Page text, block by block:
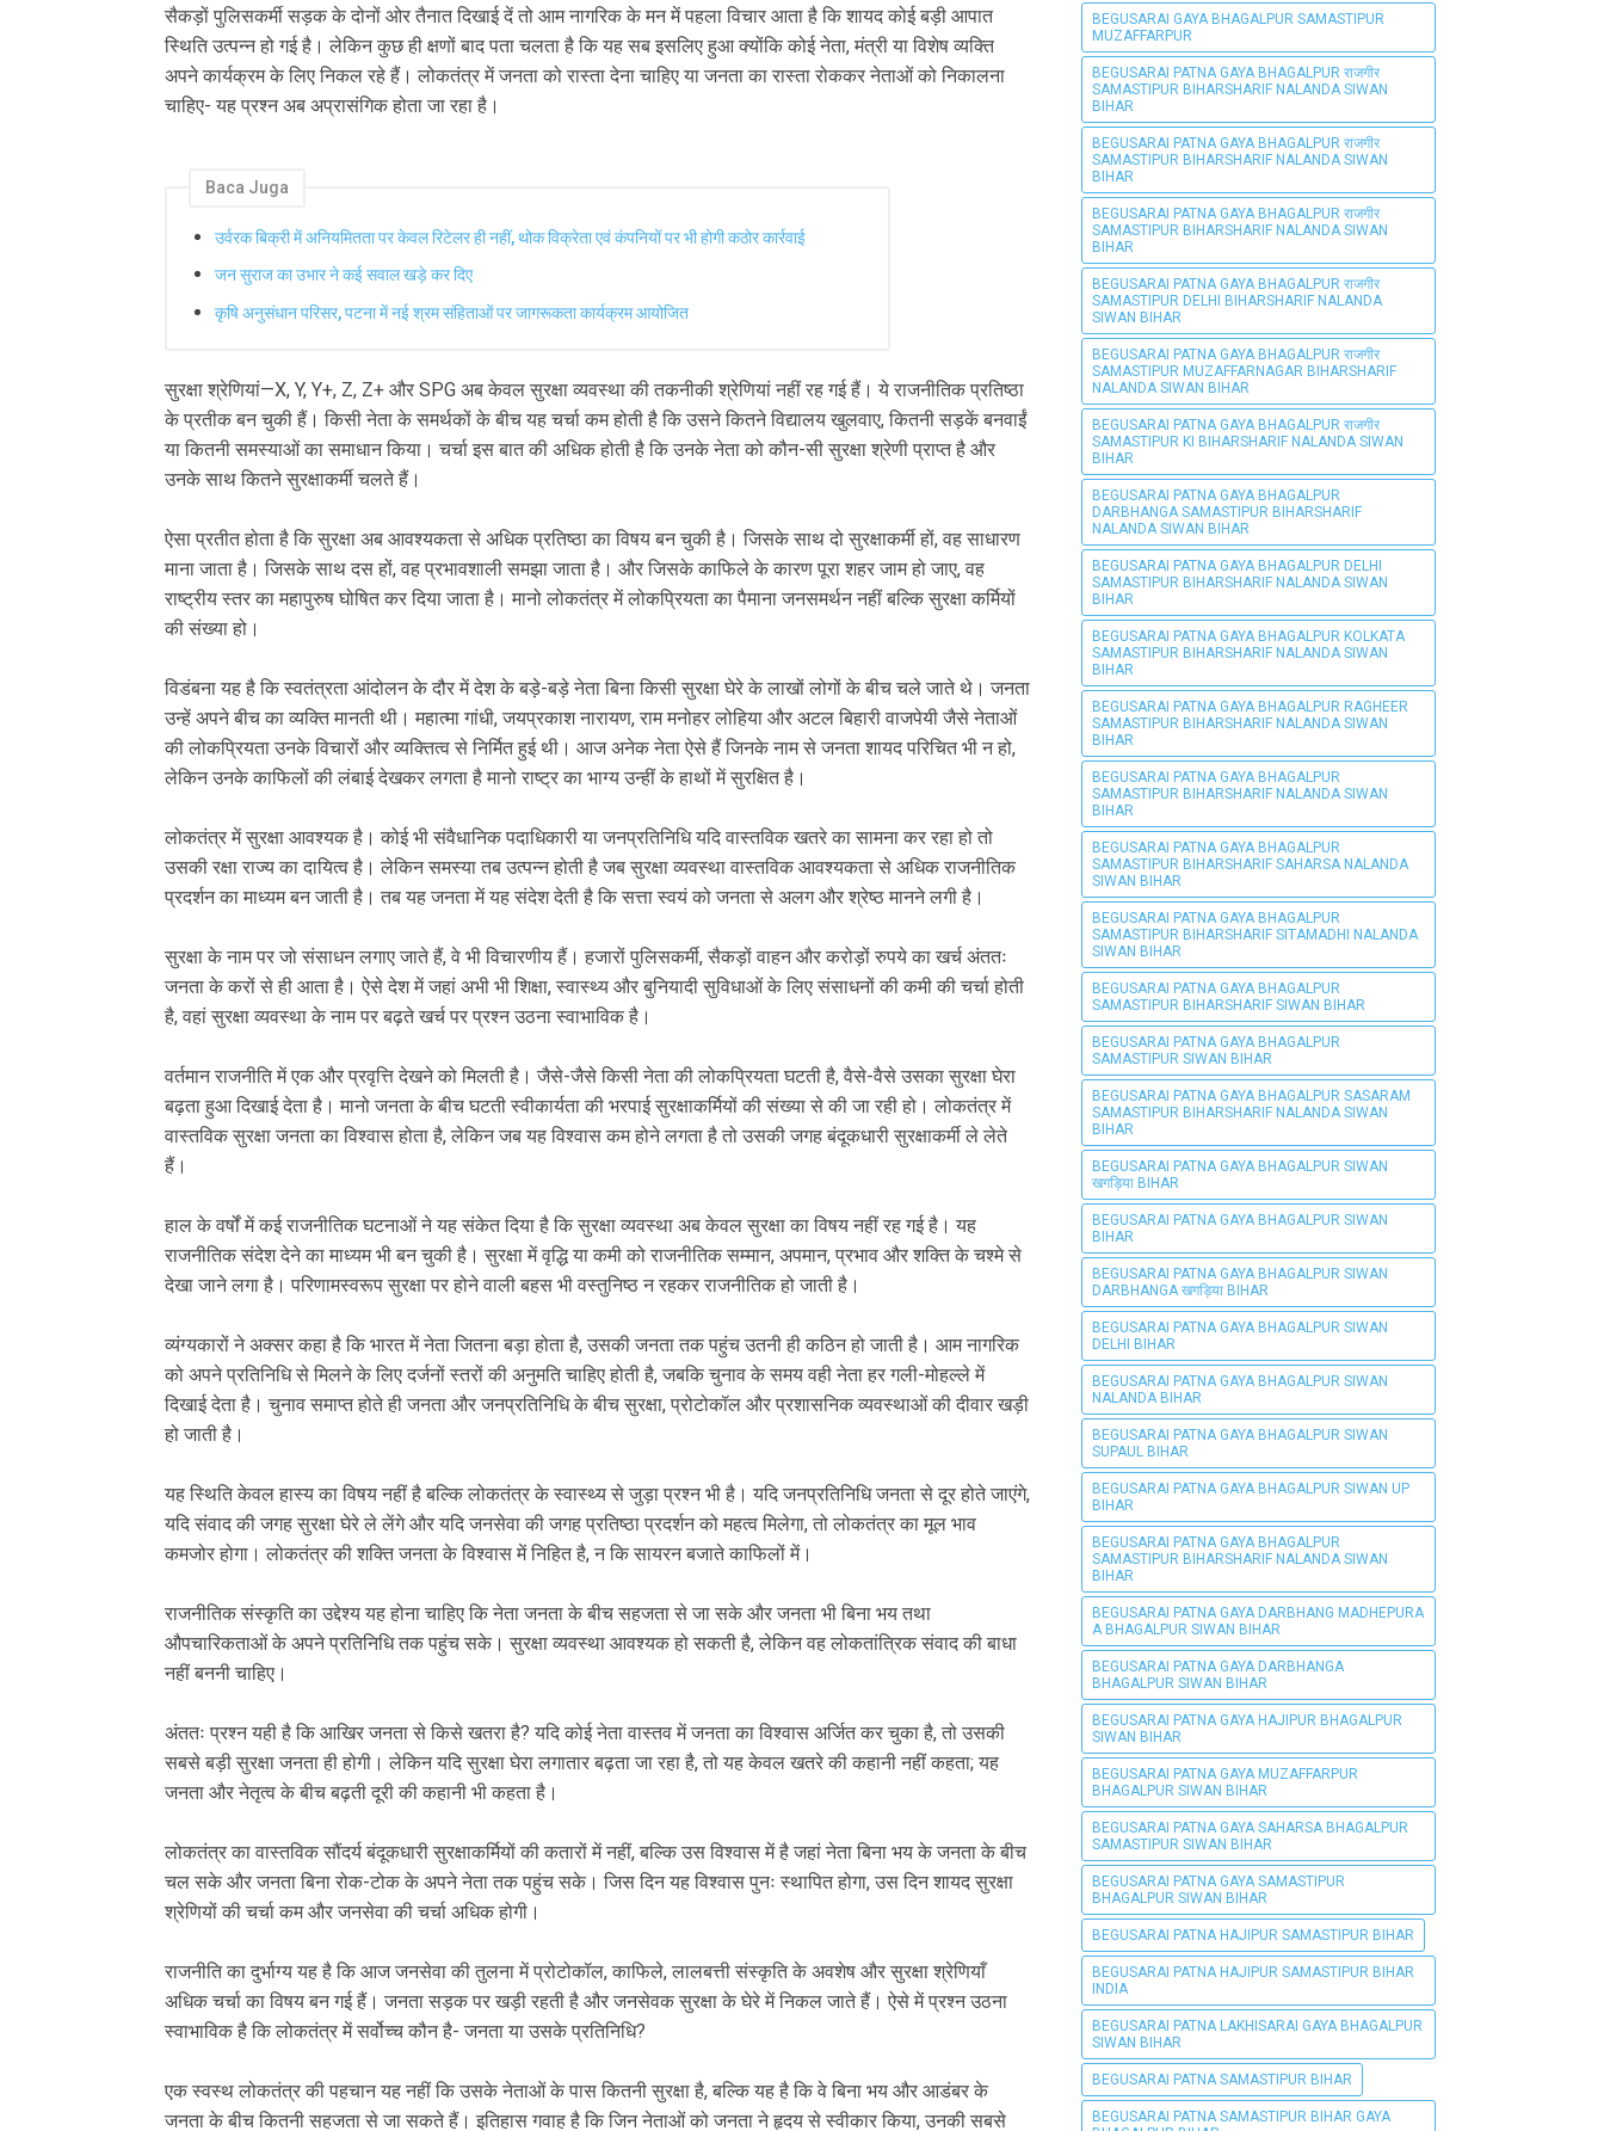
सैकड़ों पुलिसकर्मी सड़क के दोनों ओर तैनात दिखाई दें तो आम नागरिक के मन में पहला विचार आता है कि शायद कोई बड़ी आपात
स्थिति उत्पन्न हो गई है। लेकिन कुछ ही क्षणों बाद पता चलता है कि यह सब इसलिए हुआ क्योंकि कोई नेता, मंत्री या विशेष व्यक्ति
अपने कार्यक्रम के लिए निकल रहे हैं। लोकतंत्र में जनता को रास्ता देना चाहिए या जनता का रास्ता रोककर नेताओं को निकालना
चाहिए- यह प्रश्न अब अप्रासंगिक होता जा रहा है।
Baca Juga
उर्वरक बिक्री में अनियमितता पर केवल रिटेलर ही नहीं, थोक विक्रेता एवं कंपनियों पर भी होगी कठोर कार्रवाई
जन सुराज का उभार ने कई सवाल खड़े कर दिए
कृषि अनुसंधान परिसर, पटना में नई श्रम संहिताओं पर जागरूकता कार्यक्रम आयोजित
सुरक्षा श्रेणियां—X, Y, Y+, Z, Z+ और SPG अब केवल सुरक्षा व्यवस्था की तकनीकी श्रेणियां नहीं रह गई हैं। ये राजनीतिक प्रतिष्ठा
के प्रतीक बन चुकी हैं। किसी नेता के समर्थकों के बीच यह चर्चा कम होती है कि उसने कितने विद्यालय खुलवाए, कितनी सड़कें बनवाईं
या कितनी समस्याओं का समाधान किया। चर्चा इस बात की अधिक होती है कि उनके नेता को कौन-सी सुरक्षा श्रेणी प्राप्त है और
उनके साथ कितने सुरक्षाकर्मी चलते हैं।
ऐसा प्रतीत होता है कि सुरक्षा अब आवश्यकता से अधिक प्रतिष्ठा का विषय बन चुकी है। जिसके साथ दो सुरक्षाकर्मी हों, वह साधारण
माना जाता है। जिसके साथ दस हों, वह प्रभावशाली समझा जाता है। और जिसके काफिले के कारण पूरा शहर जाम हो जाए, वह
राष्ट्रीय स्तर का महापुरुष घोषित कर दिया जाता है। मानो लोकतंत्र में लोकप्रियता का पैमाना जनसमर्थन नहीं बल्कि सुरक्षा कर्मियों
की संख्या हो।
विडंबना यह है कि स्वतंत्रता आंदोलन के दौर में देश के बड़े-बड़े नेता बिना किसी सुरक्षा घेरे के लाखों लोगों के बीच चले जाते थे। जनता
उन्हें अपने बीच का व्यक्ति मानती थी। महात्मा गांधी, जयप्रकाश नारायण, राम मनोहर लोहिया और अटल बिहारी वाजपेयी जैसे नेताओं
की लोकप्रियता उनके विचारों और व्यक्तित्व से निर्मित हुई थी। आज अनेक नेता ऐसे हैं जिनके नाम से जनता शायद परिचित भी न हो,
लेकिन उनके काफिलों की लंबाई देखकर लगता है मानो राष्ट्र का भाग्य उन्हीं के हाथों में सुरक्षित है।
लोकतंत्र में सुरक्षा आवश्यक है। कोई भी संवैधानिक पदाधिकारी या जनप्रतिनिधि यदि वास्तविक खतरे का सामना कर रहा हो तो
उसकी रक्षा राज्य का दायित्व है। लेकिन समस्या तब उत्पन्न होती है जब सुरक्षा व्यवस्था वास्तविक आवश्यकता से अधिक राजनीतिक
प्रदर्शन का माध्यम बन जाती है। तब यह जनता में यह संदेश देती है कि सत्ता स्वयं को जनता से अलग और श्रेष्ठ मानने लगी है।
सुरक्षा के नाम पर जो संसाधन लगाए जाते हैं, वे भी विचारणीय हैं। हजारों पुलिसकर्मी, सैकड़ों वाहन और करोड़ों रुपये का खर्च अंततः
जनता के करों से ही आता है। ऐसे देश में जहां अभी भी शिक्षा, स्वास्थ्य और बुनियादी सुविधाओं के लिए संसाधनों की कमी की चर्चा होती
है, वहां सुरक्षा व्यवस्था के नाम पर बढ़ते खर्च पर प्रश्न उठना स्वाभाविक है।
वर्तमान राजनीति में एक और प्रवृत्ति देखने को मिलती है। जैसे-जैसे किसी नेता की लोकप्रियता घटती है, वैसे-वैसे उसका सुरक्षा घेरा
बढ़ता हुआ दिखाई देता है। मानो जनता के बीच घटती स्वीकार्यता की भरपाई सुरक्षाकर्मियों की संख्या से की जा रही हो। लोकतंत्र में
वास्तविक सुरक्षा जनता का विश्वास होता है, लेकिन जब यह विश्वास कम होने लगता है तो उसकी जगह बंदूकधारी सुरक्षाकर्मी ले लेते
हैं।
हाल के वर्षों में कई राजनीतिक घटनाओं ने यह संकेत दिया है कि सुरक्षा व्यवस्था अब केवल सुरक्षा का विषय नहीं रह गई है। यह
राजनीतिक संदेश देने का माध्यम भी बन चुकी है। सुरक्षा में वृद्धि या कमी को राजनीतिक सम्मान, अपमान, प्रभाव और शक्ति के चश्मे से
देखा जाने लगा है। परिणामस्वरूप सुरक्षा पर होने वाली बहस भी वस्तुनिष्ठ न रहकर राजनीतिक हो जाती है।
व्यंग्यकारों ने अक्सर कहा है कि भारत में नेता जितना बड़ा होता है, उसकी जनता तक पहुंच उतनी ही कठिन हो जाती है। आम नागरिक
को अपने प्रतिनिधि से मिलने के लिए दर्जनों स्तरों की अनुमति चाहिए होती है, जबकि चुनाव के समय वही नेता हर गली-मोहल्ले में
दिखाई देता है। चुनाव समाप्त होते ही जनता और जनप्रतिनिधि के बीच सुरक्षा, प्रोटोकॉल और प्रशासनिक व्यवस्थाओं की दीवार खड़ी
हो जाती है।
यह स्थिति केवल हास्य का विषय नहीं है बल्कि लोकतंत्र के स्वास्थ्य से जुड़ा प्रश्न भी है। यदि जनप्रतिनिधि जनता से दूर होते जाएंगे,
यदि संवाद की जगह सुरक्षा घेरे ले लेंगे और यदि जनसेवा की जगह प्रतिष्ठा प्रदर्शन को महत्व मिलेगा, तो लोकतंत्र का मूल भाव
कमजोर होगा। लोकतंत्र की शक्ति जनता के विश्वास में निहित है, न कि सायरन बजाते काफिलों में।
राजनीतिक संस्कृति का उद्देश्य यह होना चाहिए कि नेता जनता के बीच सहजता से जा सके और जनता भी बिना भय तथा
औपचारिकताओं के अपने प्रतिनिधि तक पहुंच सके। सुरक्षा व्यवस्था आवश्यक हो सकती है, लेकिन वह लोकतांत्रिक संवाद की बाधा
नहीं बननी चाहिए।
अंततः प्रश्न यही है कि आखिर जनता से किसे खतरा है? यदि कोई नेता वास्तव में जनता का विश्वास अर्जित कर चुका है, तो उसकी
सबसे बड़ी सुरक्षा जनता ही होगी। लेकिन यदि सुरक्षा घेरा लगातार बढ़ता जा रहा है, तो यह केवल खतरे की कहानी नहीं कहता; यह
जनता और नेतृत्व के बीच बढ़ती दूरी की कहानी भी कहता है।
लोकतंत्र का वास्तविक सौंदर्य बंदूकधारी सुरक्षाकर्मियों की कतारों में नहीं, बल्कि उस विश्वास में है जहां नेता बिना भय के जनता के बीच
चल सके और जनता बिना रोक-टोक के अपने नेता तक पहुंच सके। जिस दिन यह विश्वास पुनः स्थापित होगा, उस दिन शायद सुरक्षा
श्रेणियों की चर्चा कम और जनसेवा की चर्चा अधिक होगी।
राजनीति का दुर्भाग्य यह है कि आज जनसेवा की तुलना में प्रोटोकॉल, काफिले, लालबत्ती संस्कृति के अवशेष और सुरक्षा श्रेणियाँ
अधिक चर्चा का विषय बन गई हैं। जनता सड़क पर खड़ी रहती है और जनसेवक सुरक्षा के घेरे में निकल जाते हैं। ऐसे में प्रश्न उठना
स्वाभाविक है कि लोकतंत्र में सर्वोच्च कौन है- जनता या उसके प्रतिनिधि?
एक स्वस्थ लोकतंत्र की पहचान यह नहीं कि उसके नेताओं के पास कितनी सुरक्षा है, बल्कि यह है कि वे बिना भय और आडंबर के
जनता के बीच कितनी सहजता से जा सकते हैं। इतिहास गवाह है कि जिन नेताओं को जनता ने हृदय से स्वीकार किया, उनकी सबसे
BEGUSARAI GAYA BHAGALPUR SAMASTIPUR
MUZAFFARPUR
BEGUSARAI PATNA GAYA BHAGALPUR राजगीर
SAMASTIPUR BIHARSHARIF NALANDA SIWAN
BIHAR
BEGUSARAI PATNA GAYA BHAGALPUR राजगीर
SAMASTIPUR BIHARSHARIF NALANDA SIWAN
BIHAR
BEGUSARAI PATNA GAYA BHAGALPUR राजगीर
SAMASTIPUR BIHARSHARIF NALANDA SIWAN
BIHAR
BEGUSARAI PATNA GAYA BHAGALPUR राजगीर
SAMASTIPUR DELHI BIHARSHARIF NALANDA
SIWAN BIHAR
BEGUSARAI PATNA GAYA BHAGALPUR राजगीर
SAMASTIPUR MUZAFFARNAGAR BIHARSHARIF
NALANDA SIWAN BIHAR
BEGUSARAI PATNA GAYA BHAGALPUR राजगीर
SAMASTIPUR KI BIHARSHARIF NALANDA SIWAN
BIHAR
BEGUSARAI PATNA GAYA BHAGALPUR
DARBHANGA SAMASTIPUR BIHARSHARIF
NALANDA SIWAN BIHAR
BEGUSARAI PATNA GAYA BHAGALPUR DELHI
SAMASTIPUR BIHARSHARIF NALANDA SIWAN
BIHAR
BEGUSARAI PATNA GAYA BHAGALPUR KOLKATA
SAMASTIPUR BIHARSHARIF NALANDA SIWAN
BIHAR
BEGUSARAI PATNA GAYA BHAGALPUR RAGHEER
SAMASTIPUR BIHARSHARIF NALANDA SIWAN
BIHAR
BEGUSARAI PATNA GAYA BHAGALPUR
SAMASTIPUR BIHARSHARIF NALANDA SIWAN
BIHAR
BEGUSARAI PATNA GAYA BHAGALPUR
SAMASTIPUR BIHARSHARIF SAHARSA NALANDA
SIWAN BIHAR
BEGUSARAI PATNA GAYA BHAGALPUR
SAMASTIPUR BIHARSHARIF SITAMADHI NALANDA
SIWAN BIHAR
BEGUSARAI PATNA GAYA BHAGALPUR
SAMASTIPUR BIHARSHARIF SIWAN BIHAR
BEGUSARAI PATNA GAYA BHAGALPUR
SAMASTIPUR SIWAN BIHAR
BEGUSARAI PATNA GAYA BHAGALPUR SASARAM
SAMASTIPUR BIHARSHARIF NALANDA SIWAN
BIHAR
BEGUSARAI PATNA GAYA BHAGALPUR SIWAN
खगड़िया BIHAR
BEGUSARAI PATNA GAYA BHAGALPUR SIWAN
BIHAR
BEGUSARAI PATNA GAYA BHAGALPUR SIWAN
DARBHANGA खगड़िया BIHAR
BEGUSARAI PATNA GAYA BHAGALPUR SIWAN
DELHI BIHAR
BEGUSARAI PATNA GAYA BHAGALPUR SIWAN
NALANDA BIHAR
BEGUSARAI PATNA GAYA BHAGALPUR SIWAN
SUPAUL BIHAR
BEGUSARAI PATNA GAYA BHAGALPUR SIWAN UP
BIHAR
BEGUSARAI PATNA GAYA BHAGALPUR
SAMASTIPUR BIHARSHARIF NALANDA SIWAN
BIHAR
BEGUSARAI PATNA GAYA DARBHANG MADHEPURA
A BHAGALPUR SIWAN BIHAR
BEGUSARAI PATNA GAYA DARBHANGA
BHAGALPUR SIWAN BIHAR
BEGUSARAI PATNA GAYA HAJIPUR BHAGALPUR
SIWAN BIHAR
BEGUSARAI PATNA GAYA MUZAFFARPUR
BHAGALPUR SIWAN BIHAR
BEGUSARAI PATNA GAYA SAHARSA BHAGALPUR
SAMASTIPUR SIWAN BIHAR
BEGUSARAI PATNA GAYA SAMASTIPUR
BHAGALPUR SIWAN BIHAR
BEGUSARAI PATNA HAJIPUR SAMASTIPUR BIHAR
BEGUSARAI PATNA HAJIPUR SAMASTIPUR BIHAR
INDIA
BEGUSARAI PATNA LAKHISARAI GAYA BHAGALPUR
SIWAN BIHAR
BEGUSARAI PATNA SAMASTIPUR BIHAR
BEGUSARAI PATNA SAMASTIPUR BIHAR GAYA